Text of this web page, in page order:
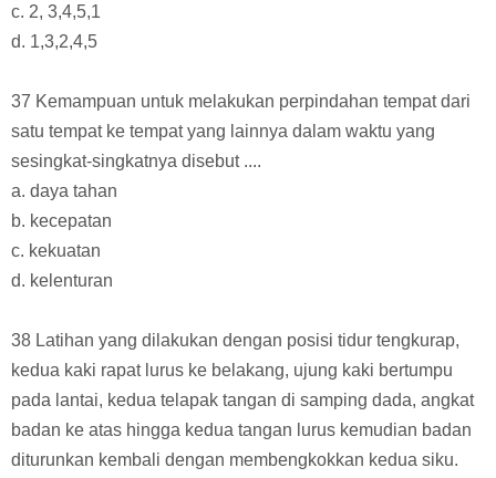
c. 2, 3,4,5,1
d. 1,3,2,4,5
37 Kemampuan untuk melakukan perpindahan tempat dari
satu tempat ke tempat yang lainnya dalam waktu yang
sesingkat-singkatnya disebut ....
a. daya tahan
b. kecepatan
c. kekuatan
d. kelenturan
38 Latihan yang dilakukan dengan posisi tidur tengkurap,
kedua kaki rapat lurus ke belakang, ujung kaki bertumpu
pada lantai, kedua telapak tangan di samping dada, angkat
badan ke atas hingga kedua tangan lurus kemudian badan
diturunkan kembali dengan membengkokkan kedua siku.